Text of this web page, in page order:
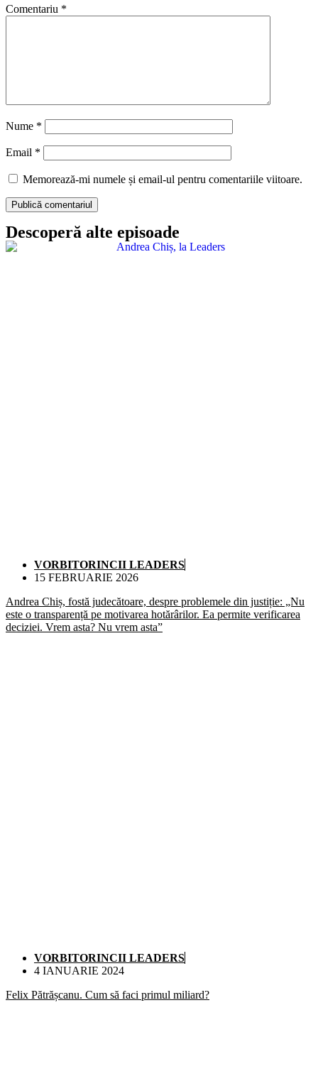
Comentariu *
Nume *
Email *
Memorează-mi numele și email-ul pentru comentariile viitoare.
Descoperă alte episoade
VORBITORINCII LEADERS
15 FEBRUARIE 2026
Andrea Chiș, fostă judecătoare, despre problemele din justiție: „Nu
este o transparență pe motivarea hotărârilor. Ea permite verificarea
deciziei. Vrem asta? Nu vrem asta”
VORBITORINCII LEADERS
4 IANUARIE 2024
Felix Pătrășcanu. Cum să faci primul miliard?